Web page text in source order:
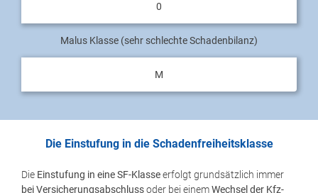
0
Malus Klasse (sehr schlechte Schadenbilanz)
M
Die Einstufung in die Schadenfreiheitsklasse
Die Einstufung in eine SF-Klasseerfolgt grundsätzlich immer
bei Versicherungsabschlussoder bei einemWechsel der Kfz-